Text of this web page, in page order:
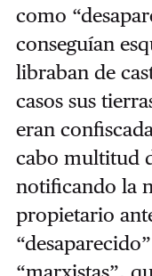
como
conseguían
libraban de
casos sus
eran
cabo multitud
notificando la
propietario
“marxistas”,